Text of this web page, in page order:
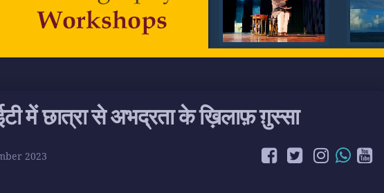
में छात्रा से अभद्रता के ख़िलाफ़ ग़ुस्सा
2023